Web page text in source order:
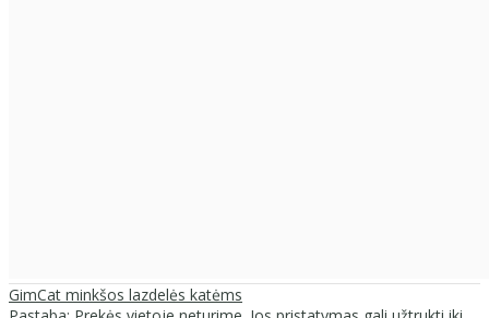
GimCat minkšos lazdelės katėms